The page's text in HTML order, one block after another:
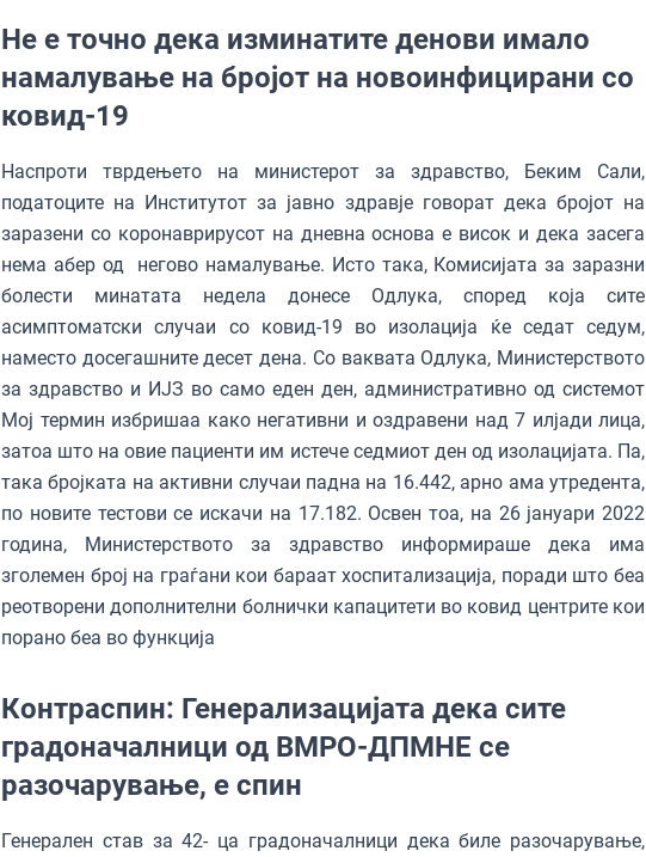
Не е точно дека изминатите денови имало
намалување на бројот на новоинфицирани со
ковид-19
Наспроти тврдењето на министерот за здравство, Беким Сали,
податоците на Институтот за јавно здравје говорат дека бројот на
заразени со коронаврирусот на дневна основа е висок и дека засега
нема абер од негово намалување. Исто така, Комисијата за заразни
болести минатата недела донесе Одлука, според која сите
асимптоматски случаи со ковид-19 во изолација ќе седат седум,
наместо досегашните десет дена. Со ваквата Одлука, Министерството
за здравство и ИЈЗ во само еден ден, административно од системот
Мој термин избришаа како негативни и оздравени над 7 илјади лица,
затоа што на овие пациенти им истече седмиот ден од изолацијата. Па,
така бројката на активни случаи падна на 16.442, арно ама утредента,
по новите тестови се искачи на 17.182. Освен тоа, на 26 јануари 2022
година, Министерството за здравство информираше дека има
зголемен број на граѓани кои бараат хоспитализација, поради што беа
реотворени дополнителни болнички капацитети во ковид центрите кои
порано беа во функција
Контраспин: Генерализацијата дека сите
градоначалници од ВМРО-ДПМНЕ се
разочарување, е спин
Генерален став за 42- ца градоначалници дека биле разочарување,